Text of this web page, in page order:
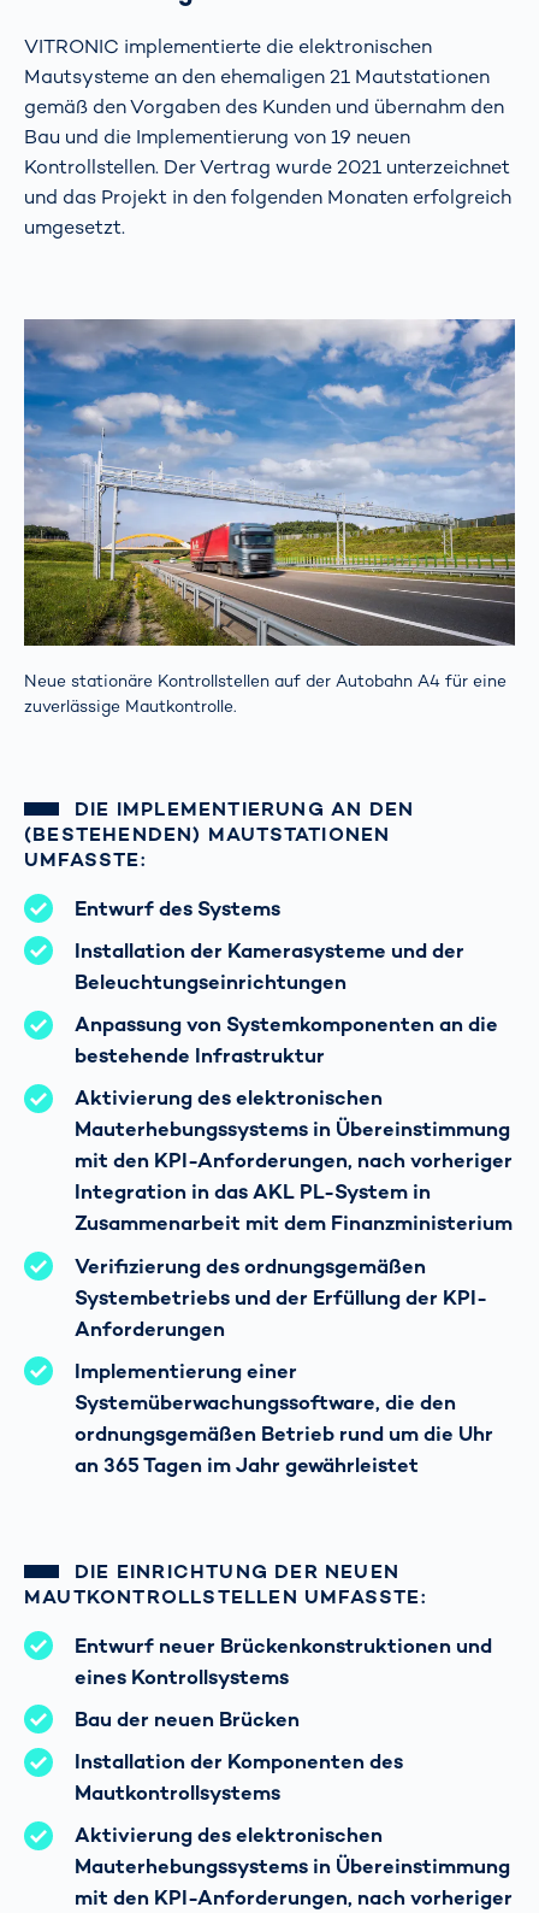
VITRONIC implementierte die elektronischen
Mautsysteme an den ehemaligen 21 Mautstationen
gemäß den Vorgaben des Kunden und übernahm den
Bau und die Implementierung von 19 neuen
Kontrollstellen. Der Vertrag wurde 2021 unterzeichnet
und das Projekt in den folgenden Monaten erfolgreich
umgesetzt.
Neue stationäre Kontrollstellen auf der Autobahn A4 für eine
zuverlässige Mautkontrolle.
DIE IMPLEMENTIERUNG AN DEN
(BESTEHENDEN) MAUTSTATIONEN
UMFASSTE:
Entwurf des Systems
Installation der Kamerasysteme und der
Beleuchtungseinrichtungen
Anpassung von Systemkomponenten an die
bestehende Infrastruktur
Aktivierung des elektronischen
Mauterhebungssystems in Übereinstimmung
mit den KPI-Anforderungen, nach vorheriger
Integration in das AKL PL-System in
Zusammenarbeit mit dem Finanzministerium
Verifizierung des ordnungsgemäßen
Systembetriebs und der Erfüllung der KPI-
Anforderungen
Implementierung einer
Systemüberwachungssoftware, die den
ordnungsgemäßen Betrieb rund um die Uhr
an 365 Tagen im Jahr gewährleistet
DIE EINRICHTUNG DER NEUEN
MAUTKONTROLLSTELLEN UMFASSTE:
Entwurf neuer Brückenkonstruktionen und
eines Kontrollsystems
Bau der neuen Brücken
Installation der Komponenten des
Mautkontrollsystems
Aktivierung des elektronischen
Mauterhebungssystems in Übereinstimmung
mit den KPI-Anforderungen, nach vorheriger